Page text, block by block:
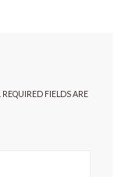
REQUIRED FIELDS ARE